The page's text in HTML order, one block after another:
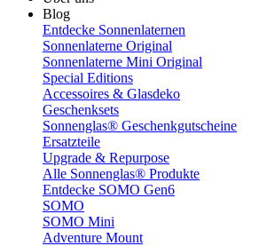
Blog
Entdecke Sonnenlaternen
Sonnenlaterne Original
Sonnenlaterne Mini Original
Special Editions
Accessoires & Glasdeko
Geschenksets
Sonnenglas® Geschenkgutscheine
Ersatzteile
Upgrade & Repurpose
Alle Sonnenglas® Produkte
Entdecke SOMO Gen6
SOMO
SOMO Mini
Adventure Mount